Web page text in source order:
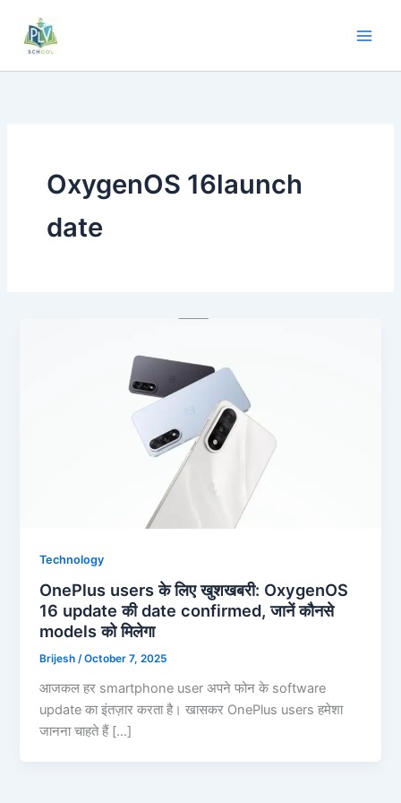
OxygenOS 16launch
date
Technology
OnePlus users के लिए खुशखबरी: OxygenOS
16 update की date confirmed, जानें कौनसे
models को मिलेगा
Brijesh/October 7, 2025
आजकल हर smartphone user अपने फोन के software
update का इंतज़ार करता है। खासकर OnePlus users हमेशा
जानना चाहते हैं […]